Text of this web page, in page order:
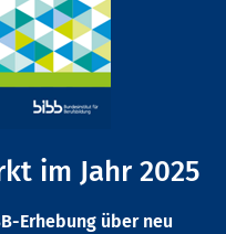
im Jahr 2025
Erhebung über neu